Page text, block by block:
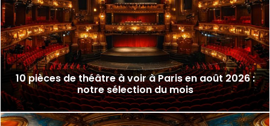
10 pièces de théâtre à voir à Paris en août 2026 :
notre sélection du mois